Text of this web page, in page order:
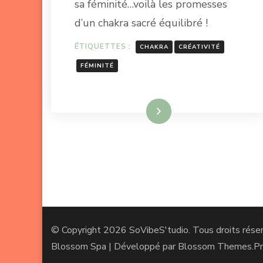
sa féminité…voilà les promesses
d’un chakra sacré équilibré !
ÉTIQUETTES : CHAKRA CRÉATIVITÉ
FÉMINITÉ
Lire la suite
© Copyright 2026 SoVibeS'tudio. Tous droits
Blossom Spa | Développé par Blossom Themes